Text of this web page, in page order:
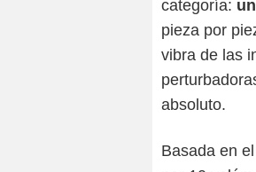
categoría:
pieza por
vibra de las
absoluto.
Basada en